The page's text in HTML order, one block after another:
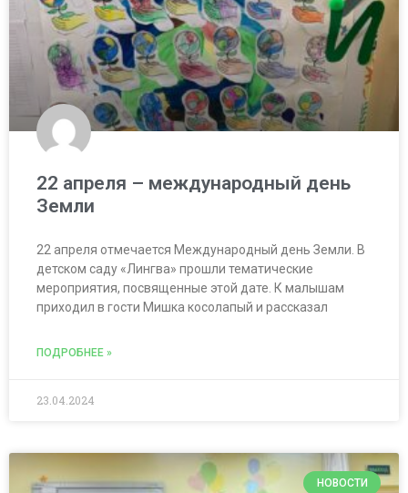
22 апреля – международный день
Земли
22 апреля отмечается Международный день Земли. В
детском саду «Лингва» прошли тематические
мероприятия, посвященные этой дате. К малышам
приходил в гости Мишка косолапый и рассказал
ПОДРОБНЕЕ »
23.04.2024
НОВОСТИ